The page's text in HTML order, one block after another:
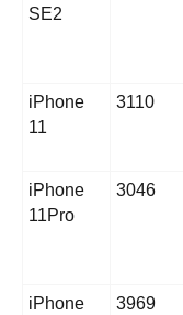
SE2
iPhone
11
3110
iPhone
11Pro
3046
iPhone
3969